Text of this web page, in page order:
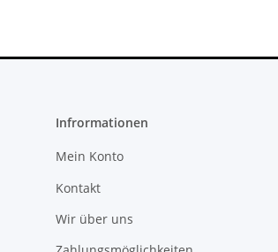
Infrormationen
Mein Konto
Kontakt
Wir über uns